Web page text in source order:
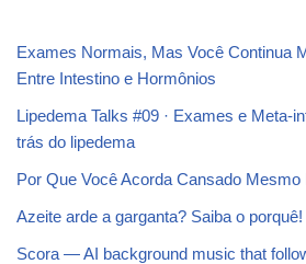
Exames Normais, Mas Você Continua
Entre Intestino e Hormônios
Lipedema Talks #09 · Exames e Meta-
trás do lipedema
Por Que Você Acorda Cansado
Azeite arde a garganta? Saiba o porquê!
Scora — AI background music that